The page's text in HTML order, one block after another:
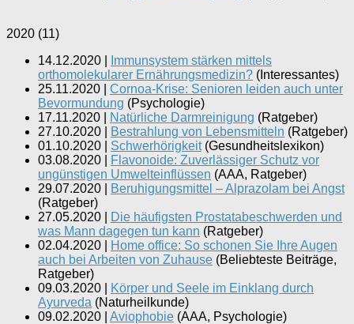
2020 (11)
14.12.2020
Immunsystem stärken mittels
orthomolekularer Ernährungsmedizin? ( Interessantes)
25.11.2020
Cornoa-Krise: Senioren leiden auch unter
Bevormundung (Psychologie)
17.11.2020
Natürliche Darmreinigung (Ratgeber)
27.10.2020
Bestrahlung von Lebensmitteln (Ratgeber)
01.10.2020
Schwerhörigkeit (Gesundheitslexikon)
03.08.2020
Flavonoide: Zuverlässiger Schutz vor
ungünstigen Umwelteinflüssen (AAA, Ratgeber)
29.07.2020
Beruhigungsmittel – Alprazolam bei Angst
(Ratgeber)
27.05.2020
Die häufigsten Prostatabeschwerden und
was Mann dagegen tun kann (Ratgeber)
02.04.2020
Home office: So schonen Sie Ihre Augen
auch bei Arbeiten von Zuhause (Beliebteste Beiträge,
Ratgeber)
09.03.2020
Körper und Seele im Einklang durch
Ayurveda (Naturheilkunde)
09.02.2020
Aviophobie (AAA, Psychologie)